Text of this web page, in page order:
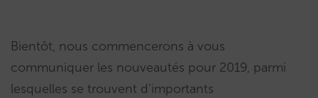
Bientôt, nous commencerons à vous
communiquer les nouveautés pour 2019, parmi
lesquelles se trouvent d’importants